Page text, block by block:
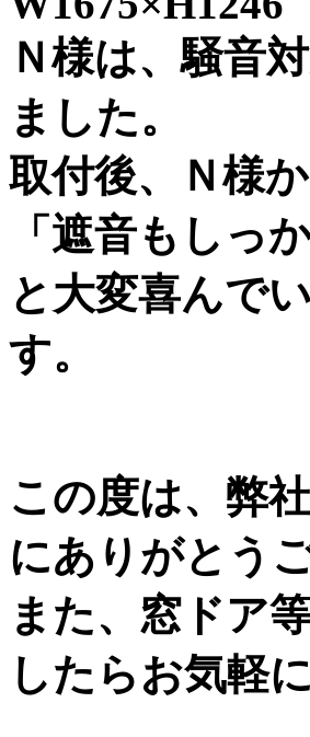
Ｎ様は、騒音
ました。
取付後、Ｎ様か
「遮音もしっ
と大変喜んで
す。
この度は、弊
にありがとう
また、窓ドア
したらお気軽